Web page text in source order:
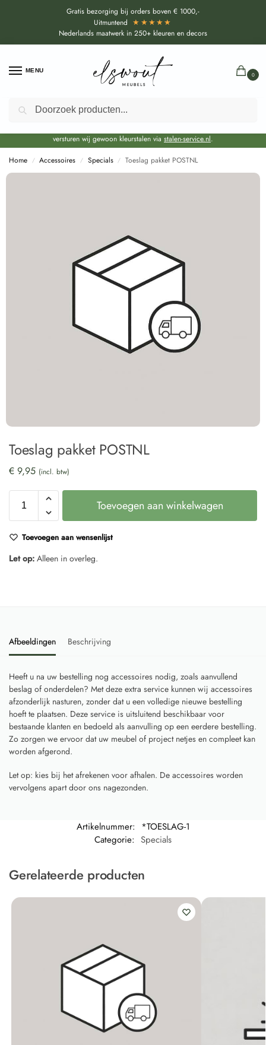
Gratis bezorging bij orders boven € 1000,-
Uitmuntend ★★★★★
Nederlands maatwerk in 250+ kleuren en decors
MENU
0
Door de bouwvakperiode geldt voor alle collecties momenteel een EXTRA
levertijd van circa 3-4 weken bovenop de reguliere levertijd.
versturen wij gewoon kleurstalen via stalen-service.nl.
Home / Accessoires / Specials / Toeslag pakket POSTNL
Toeslag pakket POSTNL
€ 9,95 (incl. btw)
Toevoegen aan winkelwagen
Toevoegen aan wensenlijst
Let op: Alleen in overleg.
Afbeeldingen Beschrijving
Heeft u na uw bestelling nog accessoires nodig, zoals aanvullend
beslag of onderdelen? Met deze extra service kunnen wij accessoires
afzonderlijk nasturen, zonder dat u een volledige nieuwe bestelling
hoeft te plaatsen. Deze service is uitsluitend beschikbaar voor
bestaande klanten en bedoeld als aanvulling op een eerdere bestelling.
Zo zorgen we ervoor dat uw meubel of project netjes en compleet kan
worden afgerond.
Let op: kies bij het afrekenen voor afhalen. De accessoires worden
vervolgens apart door ons nagezonden.
Artikelnummer: *TOESLAG-1
Categorie: Specials
Gerelateerde producten